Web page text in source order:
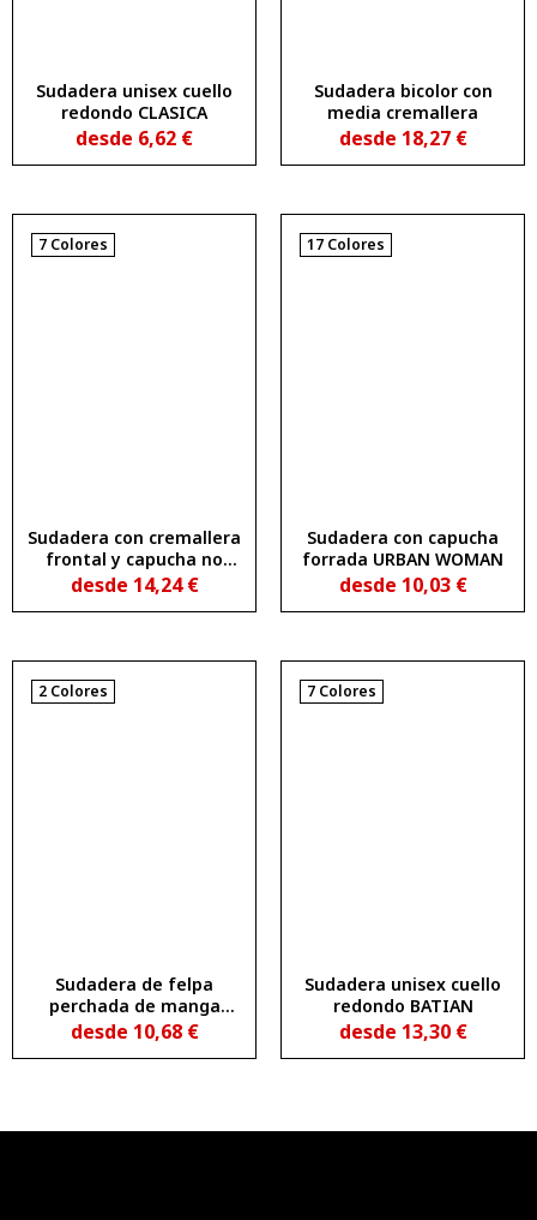
Sudadera unisex cuello
redondo CLASICA
desde 6,62 €
Sudadera bicolor con
media cremallera
desde 18,27 €
7 Colores
Sudadera con cremallera
frontal y capucha no
perchada FUJI
desde 14,24€
17 Colores
Sudadera con capucha
forrada URBAN WOMAN
desde 10,03 €
2 Colores
Sudadera de felpa
perchada de manga
larga con cuello Mao
ELBRUS
desde 10,68 €
7 Colores
Sudadera unisex cuello
redondo BATIAN
desde 13,30 €